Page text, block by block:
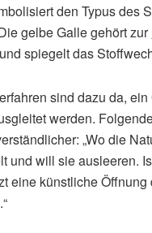
den Typus des
gelbe Galle gehört zur
spiegelt das
sind dazu da,
werden.
„Wo die
und will sie ausleeren.
eine künstliche